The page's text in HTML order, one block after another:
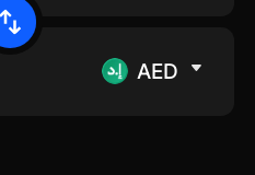
AED